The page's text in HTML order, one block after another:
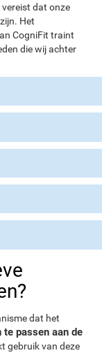
dat onze
Het
CogniFit traint
die wij achter
dat het
te passen aan de
gebruik van deze